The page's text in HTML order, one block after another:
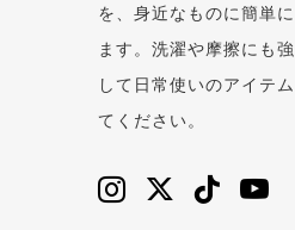
を、身近なものに簡単
ます。洗濯や摩擦にも
して日常使いのアイテ
てください。